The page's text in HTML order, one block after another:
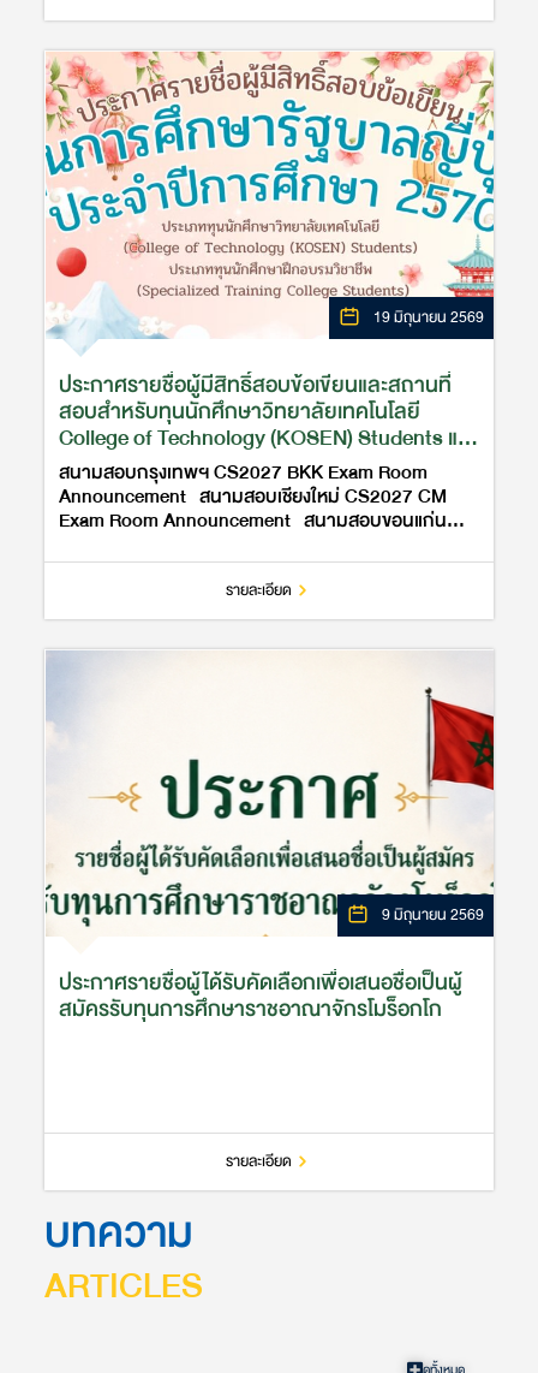
19 มิถุนายน 2569
ประกาศรายชื่อผู้มีสิทธิ์สอบข้อเขียนและสถานที่
สอบสำหรับทุนนักศึกษาวิทยาลัยเทคโนโลยี
College of Technology (KOSEN) Students และ
ทุนนักศึกษาฝึกอบรมวิชาชีพ Specialized
Training College Students ประจำปีการศึกษา
2570
สนามสอบกรุงเทพฯ CS2027 BKK Exam Room
Announcement สนามสอบเชียงใหม่ CS2027 CM
Exam Room Announcement สนามสอบขอนแก่น
สอบสงขลา CS2027 SK Exam Room
Announcement กลุ่มความร่วมมือทว…
รายละเอียด
9 มิถุนายน 2569
ประกาศรายชื่อผู้ได้รับคัดเลือกเพื่อเสนอชื่อเป็นผู้
สมัครรับทุนการศึกษาราชอาณาจักรโมร็อกโก
รายละเอียด
บทความ
ARTICLES